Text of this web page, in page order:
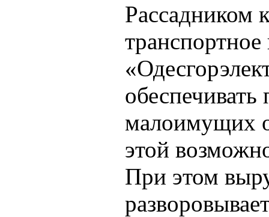
Рассадником
обеспечивать
малоимущих
этой
При этом